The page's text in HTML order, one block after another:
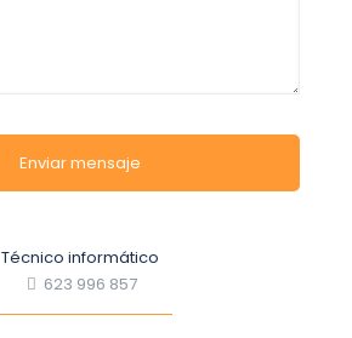
Técnico informático
623 996 857